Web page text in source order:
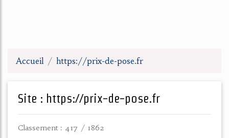
Accueil https://prix-de-pose.fr
Site : https://prix-de-pose.fr
Classement : 417 / 1862